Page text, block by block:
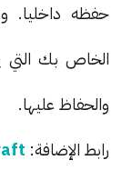
حفظه داخليا.
الخاص بك
والحفاظ عليها.
رابط الإضافة: